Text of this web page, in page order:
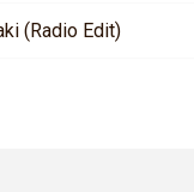
(Radio Edit)